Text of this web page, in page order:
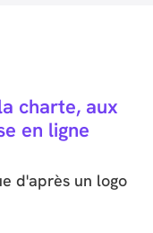
charte, aux
en ligne
d'après un logo